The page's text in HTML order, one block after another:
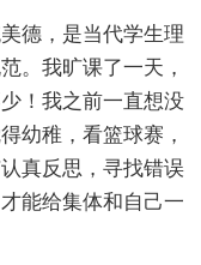
德，是当代学生理
。我旷课了一天，
！我之前一直想没
幼稚，看篮球赛，
真反思，寻找错误
能给集体和自己一